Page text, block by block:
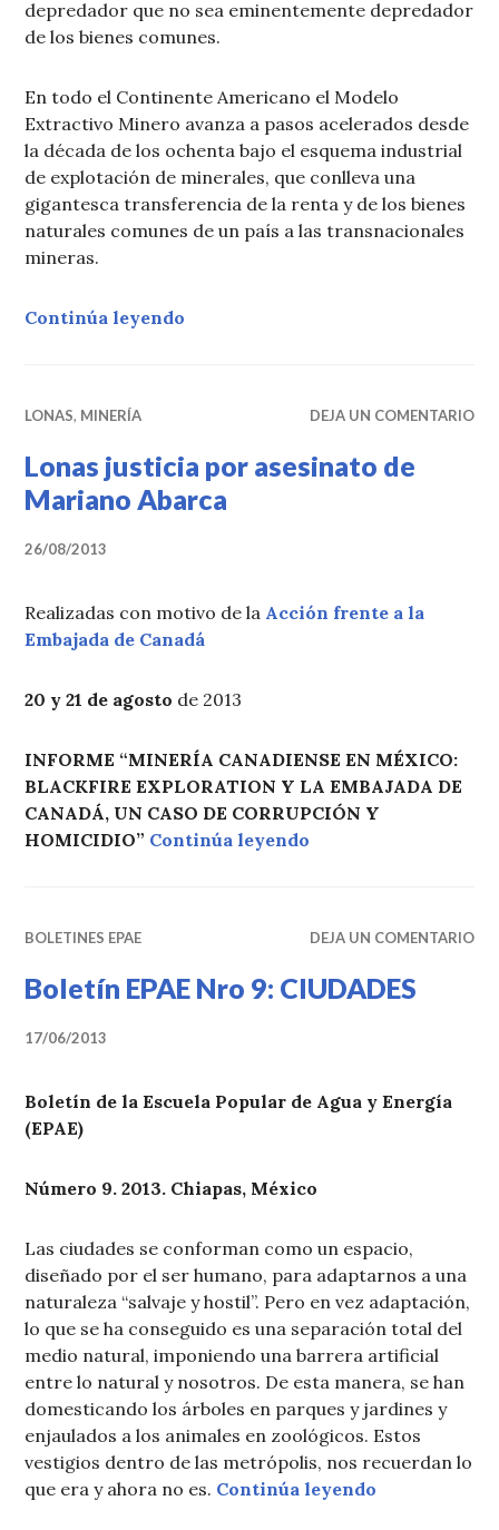
depredador que no sea eminentemente depredador
de los bienes comunes.
En todo el Continente Americano el Modelo
Extractivo Minero avanza a pasos acelerados desde
la década de los ochenta bajo el esquema industrial
de explotación de minerales, que conlleva una
gigantesca transferencia de la renta y de los bienes
naturales comunes de un país a las transnacionales
mineras.
Continúa leyendo
LONAS, MINERÍA DEJA UN COMENTARIO
Lonas justicia por asesinato de
Mariano Abarca
26/08/2013
Realizadas con motivo de la Acción frente a la
Embajada de Canadá
20 y 21 de agosto de 2013
INFORME “MINERÍA CANADIENSE EN MÉXICO:
BLACKFIRE EXPLORATION Y LA EMBAJADA DE
CANADÁ, UN CASO DE CORRUPCIÓN Y
HOMICIDIO” Continúa leyendo
BOLETINES EPAE DEJA UN COMENTARIO
Boletín EPAE Nro 9: CIUDADES
17/06/2013
Boletín de la Escuela Popular de Agua y Energía
(EPAE)
Número 9. 2013. Chiapas, México
Las ciudades se conforman como un espacio,
diseñado por el ser humano, para adaptarnos a una
naturaleza “salvaje y hostil”. Pero en vez adaptación,
lo que se ha conseguido es una separación total del
medio natural, imponiendo una barrera artificial
entre lo natural y nosotros. De esta manera, se han
domesticando los árboles en parques y jardines y
enjaulados a los animales en zoológicos. Estos
vestigios dentro de las metrópolis, nos recuerdan lo
que era y ahora no es. Continúa leyendo